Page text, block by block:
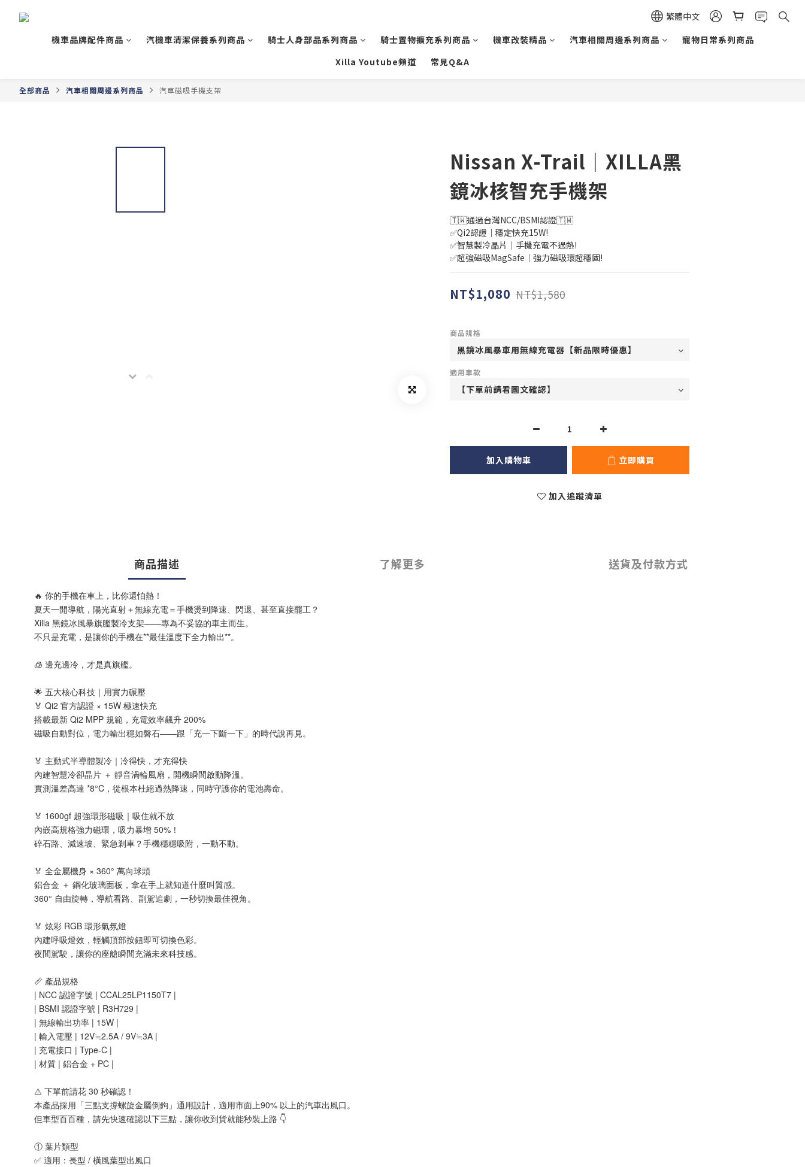
繁體中文
機車品牌配件商品
汽機車清潔保養系列商品 騎士人身部品系列商品 騎士置物擴充系列商品 機車改裝精品 汽車相關周邊系列商品
寵物日常系列商品
Xilla Youtube頻道
常見Q&A
全部商品 汽車相關周邊系列商品 汽車磁吸手機支架
Nissan X-Trail｜XILLA黑
鏡冰核智充手機架
🇹🇼通過台灣NCC/BSMI認證🇹🇼
✅Qi2認證｜穩定快充15W!
✅智慧製冷晶片｜手機充電不過熱!
✅超強磁吸MagSafe｜強力磁吸環超穩固!
NT$1,080 NT$1,580
商品規格
適用車款
加入購物車 立即購買
加入追蹤清單
商品描述 了解更多 送貨及付款方式
🔥 你的手機在車上，比你還怕熱！
夏天一開導航，陽光直射＋無線充電＝手機燙到降速、閃退、甚至直接罷工？
Xilla 黑鏡冰風暴旗艦製冷支架——專為不妥協的車主而生。
不只是充電，是讓你的手機在**最佳溫度下全力輸出**。
🧊 邊充邊冷，才是真旗艦。
🌟 五大核心科技｜用實力碾壓
🏅 Qi2 官方認證 × 15W 極速快充
搭載最新 Qi2 MPP 規範，充電效率飆升 200%
磁吸自動對位，電力輸出穩如磐石——跟「充一下斷一下」的時代說再見。
🏅 主動式半導體製冷｜冷得快，才充得快
內建智慧冷卻晶片 ＋ 靜音渦輪風扇，開機瞬間啟動降溫。
實測溫差高達 *8°C，從根本杜絕過熱降速，同時守護你的電池壽命。
🏅 1600gf 超強環形磁吸｜吸住就不放
內嵌高規格強力磁環，吸力暴增 50%！
碎石路、減速坡、緊急剎車？手機穩穩吸附，一動不動。
🏅 全金屬機身 × 360° 萬向球頭
鋁合金 ＋ 鋼化玻璃面板，拿在手上就知道什麼叫質感。
360° 自由旋轉，導航看路、副駕追劇，一秒切換最佳視角。
🏅 炫彩 RGB 環形氣氛燈
內建呼吸燈效，輕觸頂部按鈕即可切換色彩。
夜間駕駛，讓你的座艙瞬間充滿未來科技感。
📏 產品規格
| NCC 認證字號 | CCAL25LP1150T7 |
| BSMI 認證字號 | R3H729 |
| 無線輸出功率 | 15W |
| 輸入電壓 | 12V≒2.5A / 9V≒3A |
| 充電接口 | Type-C |
| 材質 | 鋁合金 + PC |
⚠️ 下單前請花 30 秒確認！
本產品採用「三點支撐螺旋金屬倒鉤」通用設計，適用市面上90% 以上的汽車出風口。
但車型百百種，請先快速確認以下三點，讓你收到貨就能秒裝上路 👇
① 葉片類型
✅ 適用：長型 / 橫風葉型出風口